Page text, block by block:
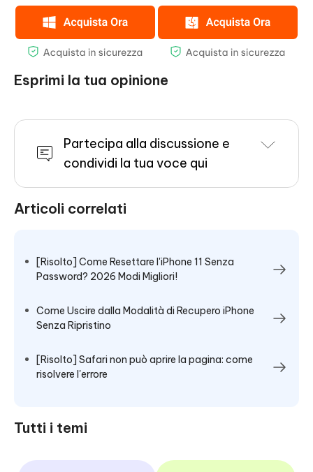
Esprimi la tua opinione
Partecipa alla discussione e
condividi la tua voce qui
Articoli correlati
[Risolto] Come Resettare l'iPhone 11 Senza
Password? 2026 Modi Migliori!
Come Uscire dalla Modalità di Recupero iPhone
Senza Ripristino
[Risolto] Safari non può aprire la pagina: come
risolvere l'errore
Tutti i temi